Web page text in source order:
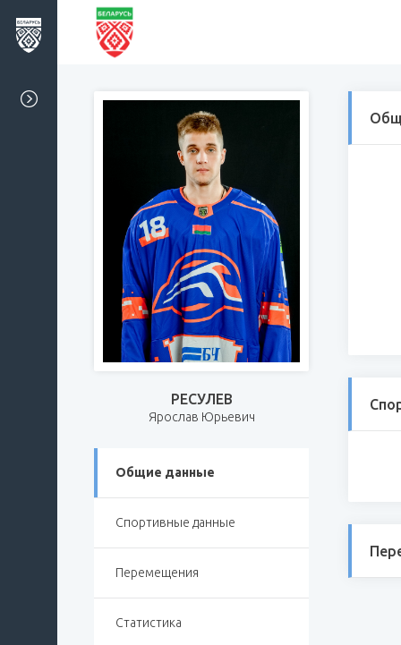
РЕСУЛЕВ
Ярослав Юрьевич
Общие данные
Спортивные данные
Перемещения
Статистика